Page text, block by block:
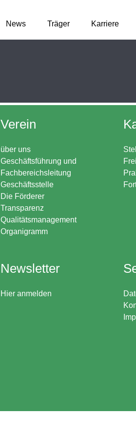
News Träger Karriere
Verein
über uns
Geschäftsführung und
Fachbereichsleitung
Geschäftsstelle
Die Förderer
Transparenz
Qualitätsmanagement
Organigramm
Newsletter
Hier anmelden